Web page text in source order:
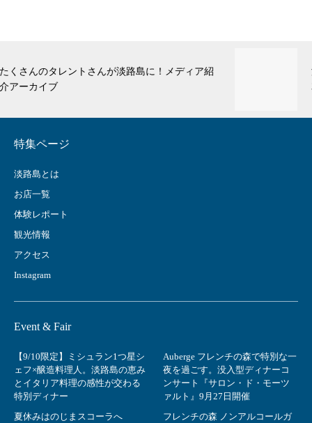
淡路島在住＆勤務の方限定！対象レストラン平日
特集ページ
淡路島とは
お店一覧
体験レポート
観光情報
アクセス
Instagram
Event & Fair
【9/10限定】ミシュラン1つ星シ
ェフ×醸造料理人。淡路島の恵み
とイタリア料理の感性が交わる
特別ディナー
Auberge フレンチの森で特別な一
夜を過ごす。没入型ディナーコ
ンサート『サロン・ド・モーツ
ァルト』9月27日開催
夏休みはのじまスコーラへ
フレンチの森 ノンアルコールガ